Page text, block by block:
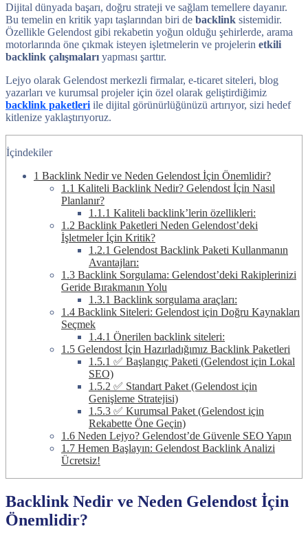
Dijital dünyada başarı, doğru strateji ve sağlam temellere dayanır.
Bu temelin en kritik yapı taşlarından biri de backlink sistemidir.
Özellikle Gelendost gibi rekabetin yoğun olduğu şehirlerde, arama
motorlarında öne çıkmak isteyen işletmelerin ve projelerin etkili
backlink çalışmaları yapması şarttır.
Lejyo olarak Gelendost merkezli firmalar, e-ticaret siteleri, blog
yazarları ve kurumsal projeler için özel olarak geliştirdiğimiz
backlink paketleri ile dijital görünürlüğünüzü artırıyor, sizi hedef
kitlenize yaklaştırıyoruz.
İçindekiler
1 Backlink Nedir ve Neden Gelendost İçin Önemlidir?
1.1 Kaliteli Backlink Nedir? Gelendost İçin Nasıl
Planlanır?
1.1.1 Kaliteli backlink’lerin özellikleri:
1.2 Backlink Paketleri Neden Gelendost’deki
İşletmeler İçin Kritik?
1.2.1 Gelendost Backlink Paketi Kullanmanın
Avantajları:
1.3 Backlink Sorgulama: Gelendost’deki Rakiplerinizi
Geride Bırakmanın Yolu
1.3.1 Backlink sorgulama araçları:
1.4 Backlink Siteleri: Gelendost için Doğru Kaynakları
Seçmek
1.4.1 Önerilen backlink siteleri:
1.5 Gelendost İçin Hazırladığımız Backlink Paketleri
1.5.1 ✅ Başlangıç Paketi (Gelendost için Lokal
SEO)
1.5.2 ✅ Standart Paket (Gelendost için
Genişleme Stratejisi)
1.5.3 ✅ Kurumsal Paket (Gelendost için
Rekabette Öne Geçin)
1.6 Neden Lejyo? Gelendost’de Güvenle SEO Yapın
1.7 Hemen Başlayın: Gelendost Backlink Analizi
Ücretsiz!
Backlink Nedir ve Neden Gelendost İçin
Önemlidir?